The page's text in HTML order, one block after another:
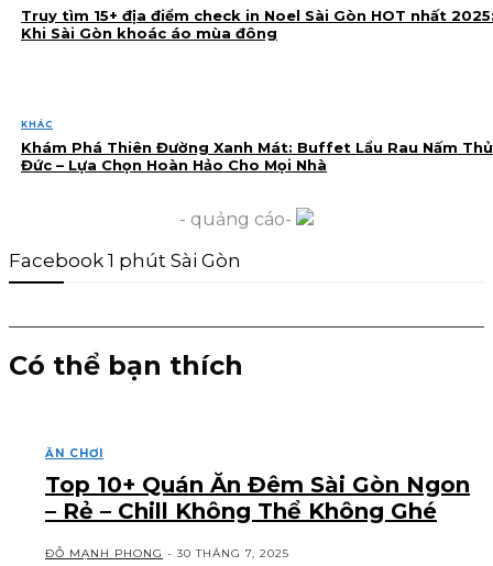
Truy tìm 15+ địa điểm check in Noel Sài Gòn HOT nhất
Khi Sài Gòn khoác áo mùa đông
KHÁC
Khám Phá Thiên Đường Xanh Mát: Buffet Lẩu Rau Nấm Thủ
Đức – Lựa Chọn Hoàn Hảo Cho Mọi Nhà
- quảng cáo-
Facebook 1 phút Sài Gòn
Có thể bạn thích
ĂN CHƠI
Top 10+ Quán Ăn Đêm Sài Gòn Ngon
– Rẻ – Chill Không Thể Không Ghé
ĐỖ MẠNH PHONG - 30 THÁNG 7, 2025